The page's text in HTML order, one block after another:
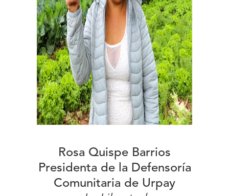
Rosa Quispe Barrios
Presidenta de la Defensoría
Comunitaria de Urpay